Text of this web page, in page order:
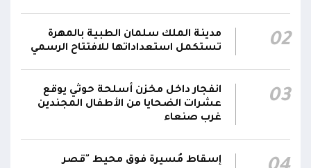
استهداف وحداتنا دون رد وسنتعامل مع أي اعتداء
جديد بالإجراءات العسكرية اللازمة والحازمة، وفقاً
لتوجيهات القيادة السياسية والعسكرية
ومقتضيات الموقف العملياتي
الناطق باسم القوات المسلحة: العملية جسدت
وحدة المحاور والقيادة والسيطرة للقوات المسلحة
02
مدينة الملك سلمان الطبية بالمهرة
تستكمل استعداداتها للافتتاح الرسمي
03
انفجار داخل مخزن أسلحة حوثي يوقع
عشرات الضحايا من الأطفال المجندين
غرب صنعاء
إسقاط مُسيرة فوق محيط "قصر